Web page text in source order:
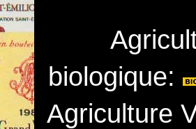
biologique:
Agriculture